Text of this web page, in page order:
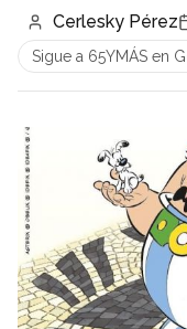
Cerlesky Pérez
Sigue a 65YMÁS en